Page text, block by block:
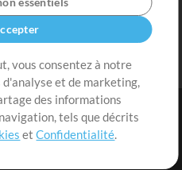
Confidentialité |
vous consentez à notre
et de marketing,
des informations
tels que décrits
etConfidentialité.